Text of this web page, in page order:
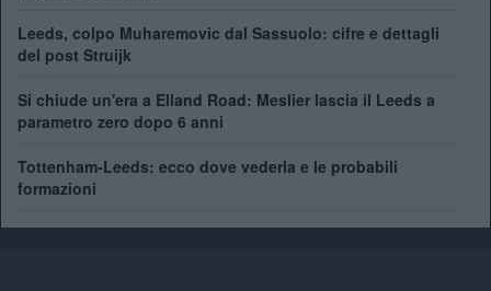
Leeds, colpo Muharemovic dal Sassuolo: cifre e dettagli
del post Struijk
Si chiude un'era a Elland Road: Meslier lascia il Leeds a
parametro zero dopo 6 anni
Tottenham-Leeds: ecco dove vederla e le probabili
formazioni